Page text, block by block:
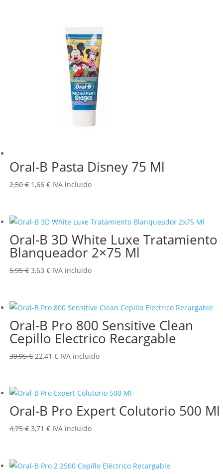
Oral-B Pasta Disney 75 Ml
2,50€ El
era:
2,50 €.
1,66 €El
es:
1,66 €.
IVA incluido
Oral-B 3D White Luxe Tratamiento
Blanqueador 2×75 Ml
5,95€ El
era:
5,95 €.
3,63 €El
es:
3,63 €.
IVA incluido
Oral-B Pro 800 Sensitive Clean
Cepillo Electrico Recargable
39,95€ El
era:
39,95 €.
22,41 €El
es:
22,41 €.
IVA incluido
Oral-B Pro Expert Colutorio 500 Ml
4,75€ El
era:
3,71 €El
es:
IVA incluido